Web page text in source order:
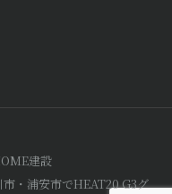
建設
・浦安市でHEAT20 G3グ